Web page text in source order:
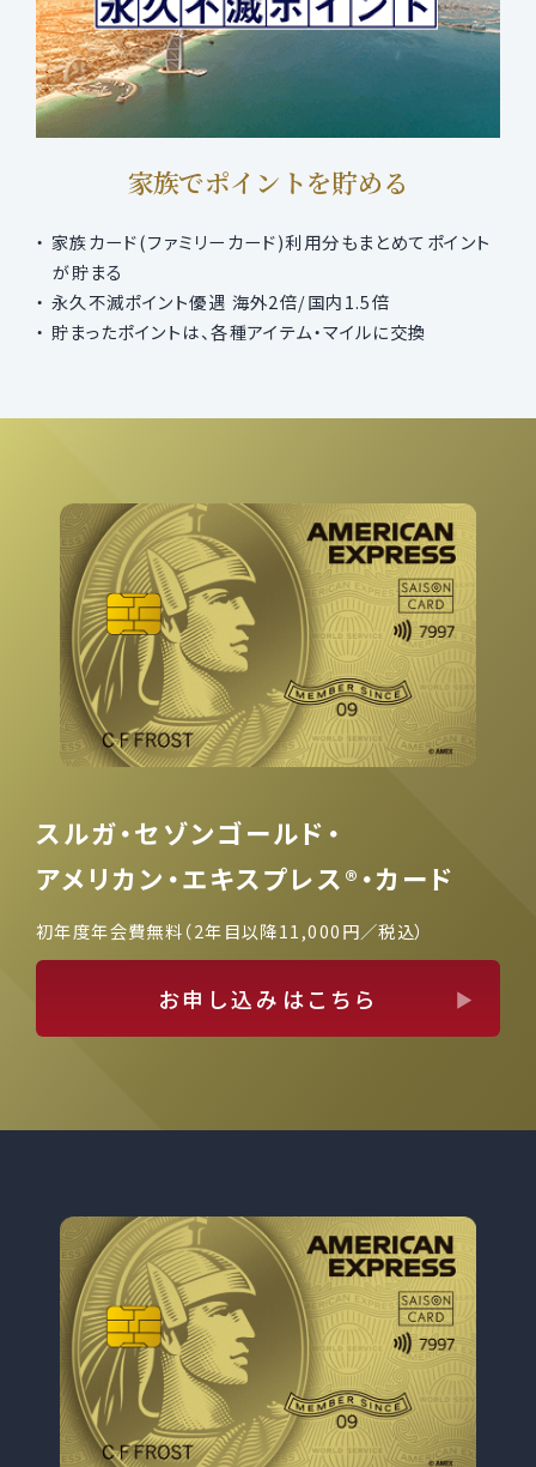
家族でポイントを貯める
家族カード(ファミリーカード)利用分もまとめてポイント
が貯まる
永久不滅ポイント優遇 海外2倍/国内1.5倍
貯まったポイントは、各種アイテム・マイルに交換
スルガ・セゾンゴールド・
アメリカン・エキスプレス®・カード
初年度年会費無料（2年目以降11,000円／税込）
お申し込みはこちら